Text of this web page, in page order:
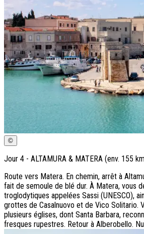
©
Jour 4 - ALTAMURA & MATERA (env. 155
Route vers Matera. En chemin, arrêt à
fait de semoule de blé dur. À Matera, vous
troglodytiques appelées Sassi (UNESCO),
grottes de Casalnuovo et de Vico Solitario.
plusieurs églises, dont Santa Barbara,
fresques rupestres. Retour à Alberobello.